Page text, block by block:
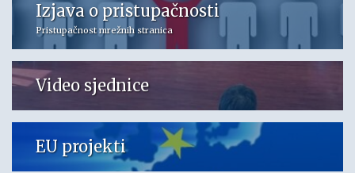
Izjava o pristupačnosti
Pristupačnost mrežnih stranica
Video sjednice
EU projekti